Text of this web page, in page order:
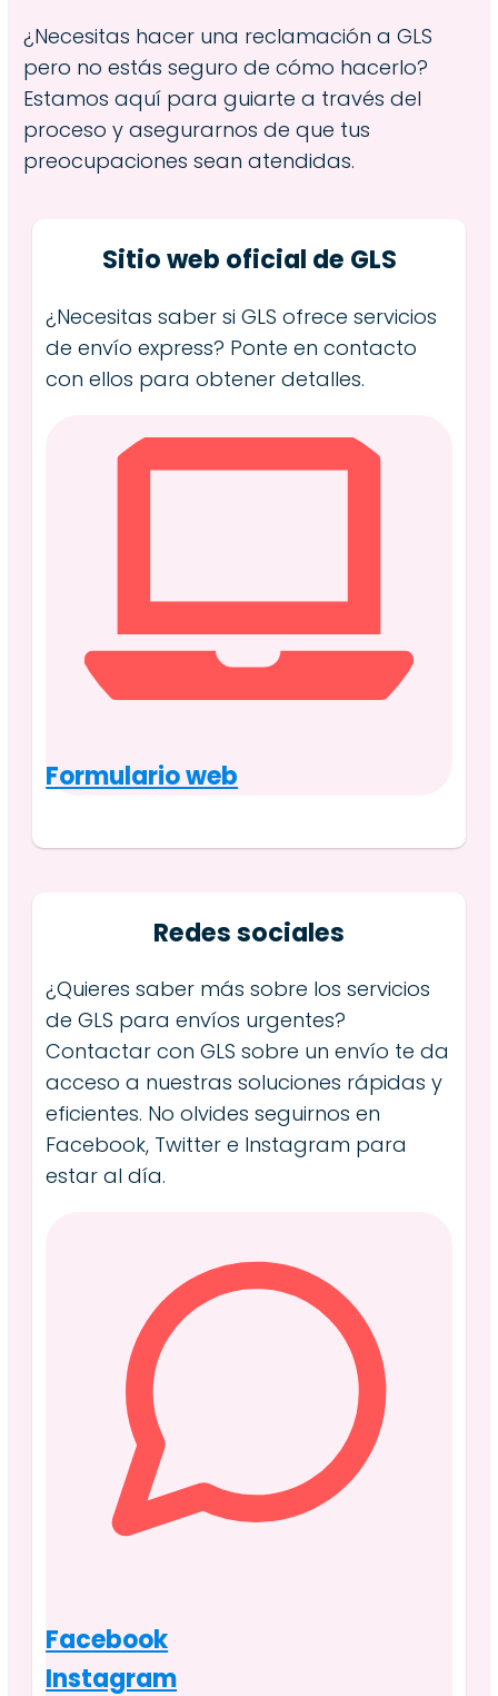
¿Necesitas hacer una reclamación a GLS
pero no estás seguro de cómo hacerlo?
Estamos aquí para guiarte a través del
proceso y asegurarnos de que tus
preocupaciones sean atendidas.
Sitio web oficial de GLS
¿Necesitas saber si GLS ofrece servicios
de envío express? Ponte en contacto
con ellos para obtener detalles.
Formulario web
Redes sociales
¿Quieres saber más sobre los servicios
de GLS para envíos urgentes?
Contactar con GLS sobre un envío te da
acceso a nuestras soluciones rápidas y
eficientes. No olvides seguirnos en
Facebook, Twitter e Instagram para
estar al día.
Facebook
Instagram